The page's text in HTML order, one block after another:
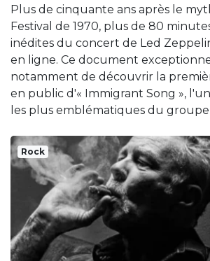
Plus de cinquante ans après le
Festival de 1970, plus de 80
inédites du concert de Led
en ligne. Ce document
notamment de découvrir la
en public d'« Immigrant Song »,
les plus emblématiques du
Rock